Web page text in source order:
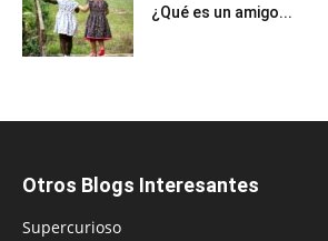
¿Qué es un amigo...
Otros Blogs Interesantes
Supercurioso